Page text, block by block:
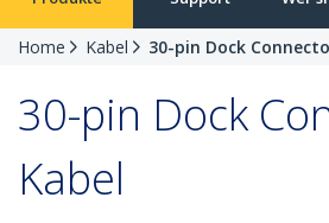
Home Kabel 30-pin Dock
30-pin Dock
Kabel